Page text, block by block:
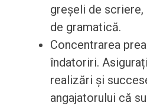
greșeli de
de gramatică.
Concentrarea
îndatoriri.
realizări și
angajatorului că